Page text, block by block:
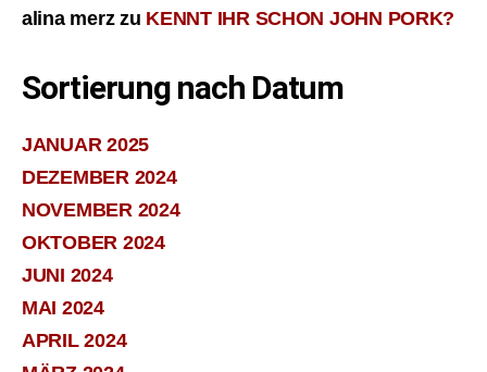
alina merzzu KENNT IHR SCHON JOHN PORK?
Sortierung nach Datum
JANUAR 2025
DEZEMBER 2024
NOVEMBER 2024
OKTOBER 2024
JUNI 2024
MAI 2024
APRIL 2024